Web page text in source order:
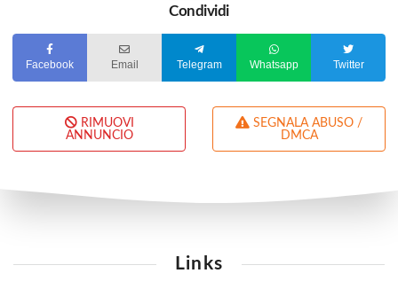
Condividi
Facebook Email Telegram Whatsapp Twitter
RIMUOVI
ANNUNCIO
DMCA
Links